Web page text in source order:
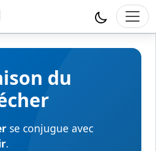
du
se conjugue avec
.